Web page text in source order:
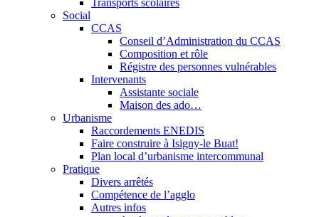
Social
CCAS
Conseil d’Administration du CCAS
Composition et rôle
Régistre des personnes vulnérables
Intervenants
Assistante sociale
Maison des ado…
Urbanisme
Raccordements ENEDIS
Faire construire à Isigny-le Buat!
Plan local d’urbanisme intercommunal
Pratique
Divers arrêtés
Compétence de l’agglo
Autres infos